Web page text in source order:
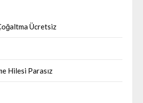
Ücretsiz
Hilesi Parasız